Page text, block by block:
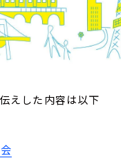
伝えした内容は以下